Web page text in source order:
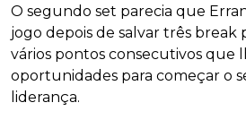
O segundo set parecia que
jogo depois de salvar três break
vários pontos consecutivos que
oportunidades para começar o
liderança.